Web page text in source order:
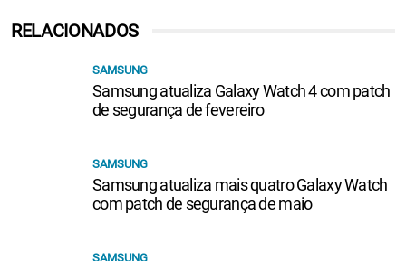
RELACIONADOS
SAMSUNG
Samsung atualiza Galaxy Watch 4 com patch
de segurança de fevereiro
SAMSUNG
Samsung atualiza mais quatro Galaxy Watch
com patch de segurança de maio
SAMSUNG